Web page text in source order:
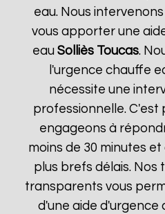
eau. Nous
vous apporter une
eau Solliès Toucas.
l'urgence chauffe
nécessite une
professionnelle. C'est
engageons à
moins de 30 minutes
plus brefs délais.
transparents vous
d'une aide d'urgence